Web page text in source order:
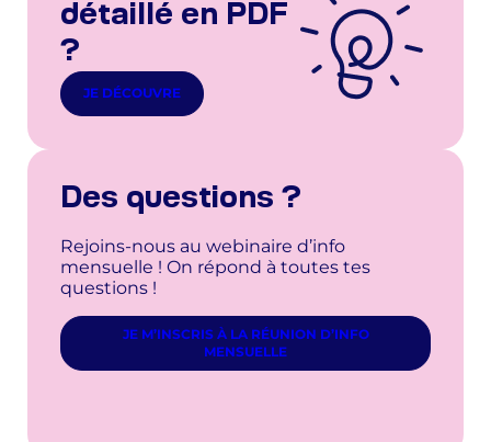
détaillé en PDF
?
JE DÉCOUVRE
Des questions ?
Rejoins-nous au webinaire d’info
mensuelle ! On répond à toutes tes
questions !
JE M’INSCRIS À LA RÉUNION D’INFO
MENSUELLE